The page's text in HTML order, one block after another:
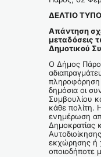
ΔΕΛΤΙΟ
Απάντηση
μεταδόσεις
Δημοτικού
Ο Δήμος
πληροφόρηση
δημόσια οι
Συμβουλίου
κάθε πολίτη.
ενημέρωση
Δημοκρατίας
εκχώρησης ή
οποιοδήποτε